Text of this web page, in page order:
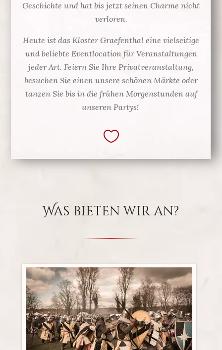
Geschichte und hat bis jetzt seinen Charme nicht
verloren.
Heute ist das Kloster Graefenthal eine vielseitige
und beliebte Eventlocation für Veranstaltungen
jeder Art. Feiern Sie Ihre Privatveranstaltung,
besuchen Sie einen unsere schönen Märkte oder
tanzen Sie bis in die frühen Morgenstunden auf
unseren Partys!

Was bieten wir an?